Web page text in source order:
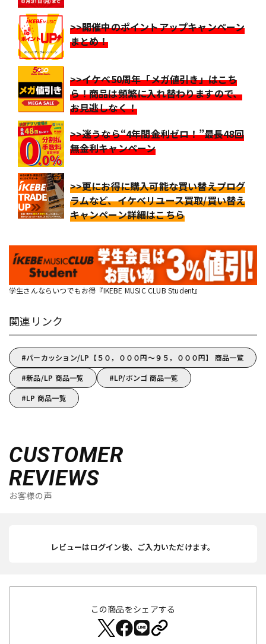
>>開催中のポイントアップキャンペーン
まとめ！
>>イケベ50周年「メガ値引き」はこち
ら！商品は頻繁に入れ替わりますので、
お見逃しなく！
>>迷うなら“4年間金利ゼロ！”最長48回
無金利キャンペーン
>>更にお得に購入可能な買い替えプログ
ラムなど、イケベリユース買取/買い替え
キャンペーン詳細はこちら
学生さんならいつでもお得『IKEBE MUSIC CLUB Student』
関連リンク
パーカッション/LP【５０，０００円～９５，０００円】 商品一覧
新品/LP 商品一覧
LP/ボンゴ 商品一覧
LP 商品一覧
CUSTOMER
REVIEWS
お客様の声
レビューはログイン後、ご入力いただけます。
この商品をシェアする